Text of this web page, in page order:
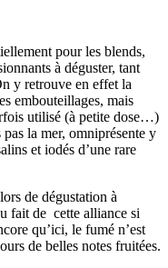
pour les blends,
à déguster, tant
y retrouve en effet la
embouteillages, mais
utilisé (à petite dose…)
la mer, omniprésente y
et iodés d’une rare
de dégustation à
fait de cette alliance si
qu’ici, le fumé n’est
de belles notes fruitées.